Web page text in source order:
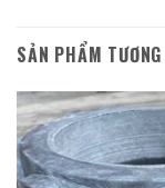
SẢN PHẨM